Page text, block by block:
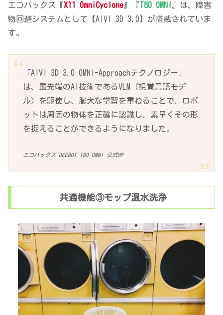
エコバックス『X11 OmniCyclone 』『T80 OMNI
』は、障害
物回避システムとして【AIVI 3D 3.0】が搭載されていま
す。
「AIVI 3D 3.0 OMNI-Approachテクノロジー」
は、最先端のAI技術であるVLM（視覚言語モデ
ル）を駆使し、膨大な学習を重ねることで、ロボ
ットは周囲の物体を正確に認識し、素早くその形
を捉えることができるようになりました。
エコバックス DEEBOT T80 OMNI 公式HP
共通機能③モップ温水洗浄